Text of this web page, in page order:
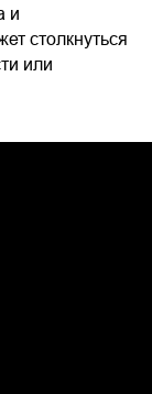
и
столкнуться
или